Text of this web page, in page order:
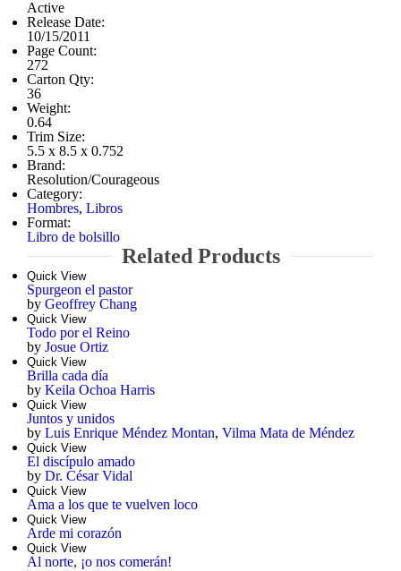
Active
Release Date:
10/15/2011
Page Count:
272
Carton Qty:
36
Weight:
0.64
Trim Size:
5.5 x 8.5 x 0.752
Brand:
Resolution/Courageous
Category:
Hombres, Libros
Format:
Libro de bolsillo
Related Products
Quick View
Spurgeon el pastor
by Geoffrey Chang
Quick View
Todo por el Reino
by Josue Ortiz
Quick View
Brilla cada día
by Keila Ochoa Harris
Quick View
Juntos y unidos
by Luis Enrique Méndez Montan, Vilma Mata de Méndez
Quick View
El discípulo amado
by Dr. César Vidal
Quick View
Ama a los que te vuelven loco
Quick View
Arde mi corazón
Quick View
Al norte, ¡o nos comerán!